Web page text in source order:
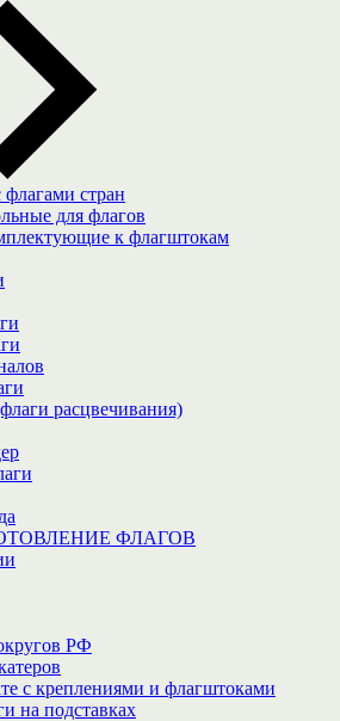
стран
для флагов
к флагштокам
расцвечивания)
ФЛАГОВ
РФ
с креплениями и флагштоками
на подставках